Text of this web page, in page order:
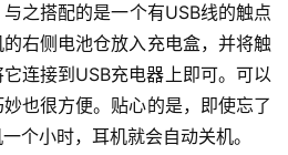
之搭配的是一个有USB线的触点
右侧电池仓放入充电盒，并将触
连接到USB充电器上即可。可以
也很方便。贴心的是，即使忘了
个小时，耳机就会自动关机。